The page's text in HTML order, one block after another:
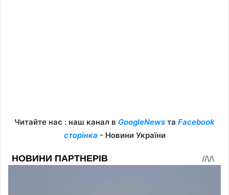
Читайте нас : наш канал в GoogleNews та Facebook
сторінка - Новини України